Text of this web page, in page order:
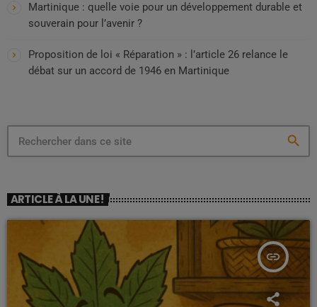
Martinique : quelle voie pour un développement durable et
souverain pour l’avenir ?
Proposition de loi « Réparation » : l’article 26 relance le
débat sur un accord de 1946 en Martinique
search
ARTICLE À LA UNE !
insert_link